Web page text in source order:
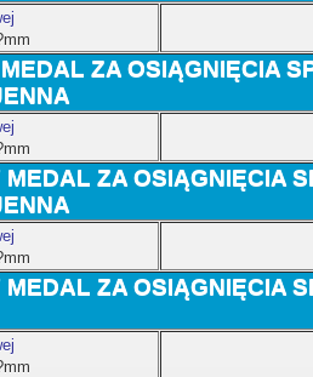
ZA OSIĄGNIĘCIA
ZA OSIĄGNIĘCIA
ZA OSIĄGNIĘCIA